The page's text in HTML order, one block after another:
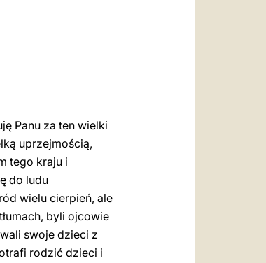
Panu za ten wielki
uprzejmością,
tego kraju i
do ludu
wielu cierpień, ale
byli ojcowie
swoje dzieci z
rodzić dzieci i